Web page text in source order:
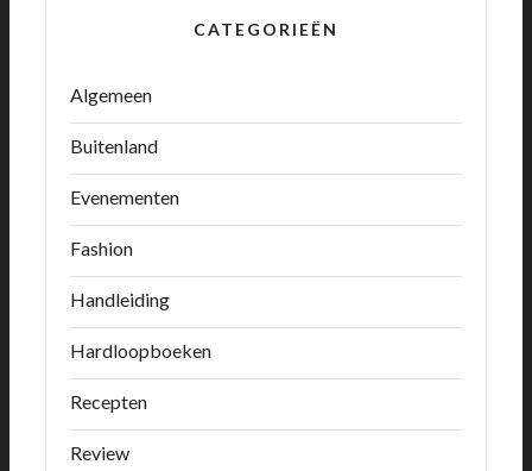
CATEGORIEËN
Algemeen
Buitenland
Evenementen
Fashion
Handleiding
Hardloopboeken
Recepten
Review